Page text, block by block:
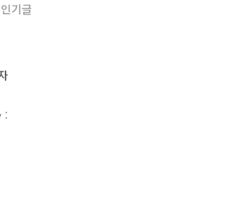
인기글
: